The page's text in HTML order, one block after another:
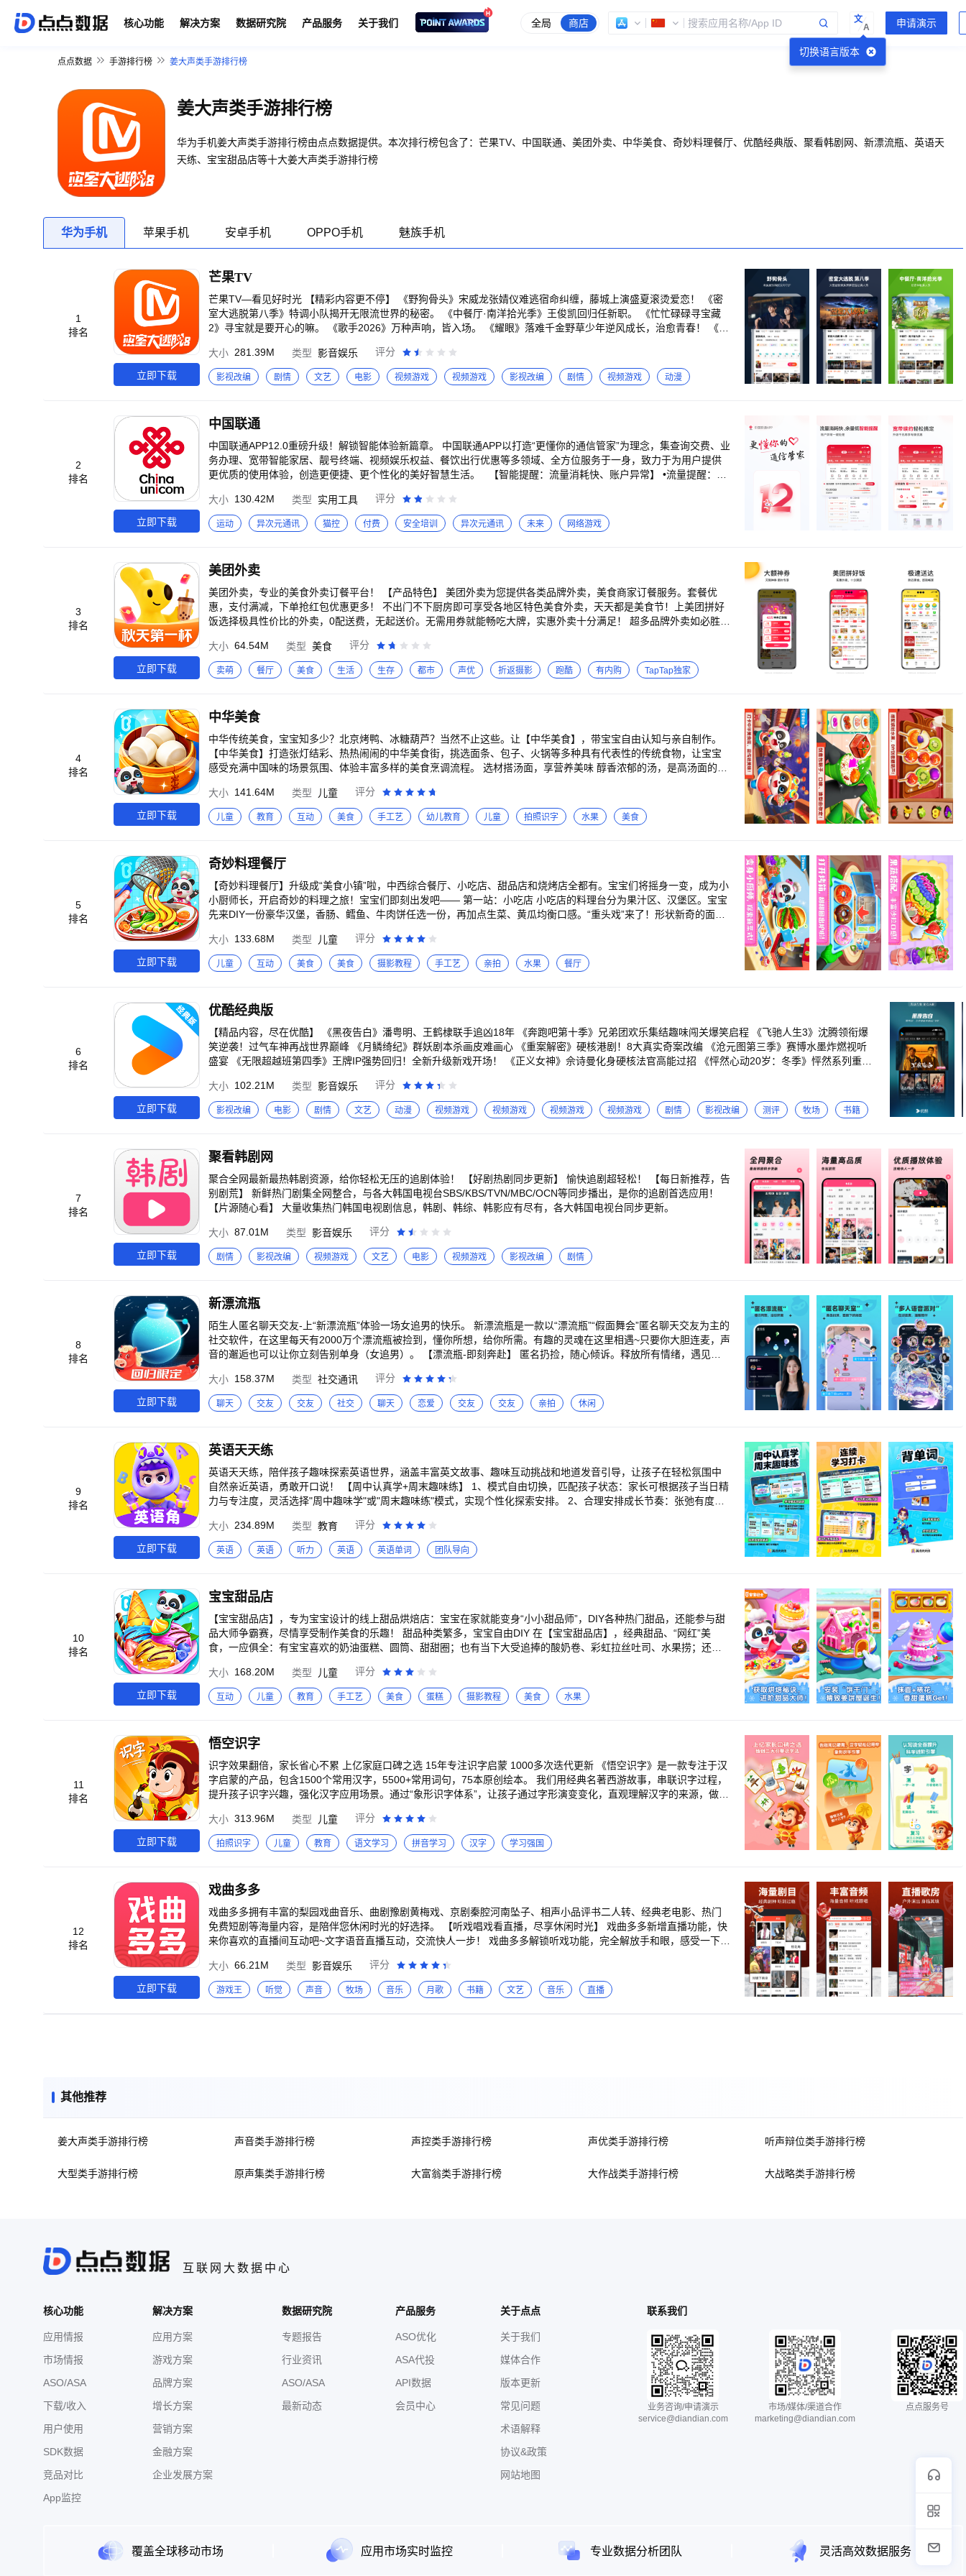
核心功能 解决方案 数据研究院 产品服务 关于我们 全局 商店
切换语言版本
文
A
点点数据 手游排行榜 姜大声类手游排行榜
姜大声类手游排行榜
华为手机姜大声类手游排行榜由点点数据提供。本次排行榜包含了：芒果TV、中国联通、美团外卖、中华美食、奇妙料理餐厅、优酷经典版、聚看韩剧网、新漂流瓶、英语天
天练、宝宝甜品店等十大姜大声类手游排行榜
华为手机 苹果手机 安卓手机 OPPO手机 魅族手机
1
排名
立即下载
芒果TV
芒果TV—看见好时光 【精彩内容更不停】 《野狗骨头》宋威龙张婧仪难逃宿命纠缠，藤城上演盛夏滚烫爱恋！ 《密
室大逃脱第八季》特调小队揭开无限流世界的秘密。 《中餐厅·南洋拾光季》王俊凯回归任新职。 《忙忙碌碌寻宝藏
2》寻宝就是要开心的嘛。 《歌手2026》万种声响，皆入场。 《耀眼》落难千金野草少年逆风成长，治愈青春！ 《爸
亦爱己。 《你好，星期六2026》你好星期六，精彩看不够 《女神蒙上眼》以法为刃！辛芷蕾林雨申演绎精英律师。
《玉茗茶骨》甜度爆表！侯明昊古力娜扎互撩上头。 《声生不息·华流季》以华流为笔共画同心圆。 《声鸣远扬202
5》青春敢唱，一鸣惊人！ 《水龙吟》视觉盛宴！罗云熙携众人一秒入江湖。 《再见爱人第五季》催更团集结各显神
乐家长群2》喜爽升级！张嘉益陈好带娃新攻略。 《花儿与少年·同心季》经典7人姐弟团回归，在旅行中成长、治愈、
照见自己。 《披荆斩棘2025》聚焰为辰，披荆斩棘！ 《初入职场·中医季》中医大拿坐镇考核12位青年学徒面试各放
大招。 《锦绣芳华》花满盛唐！杨紫李现逢场作戏情愫悄生。 《全员加速中2025》共赴加速之旅，感受中华瑰宝的无
限风采！ 《小巷人家》闫妮李光洁郭晓冬蒋欣上演“父母爱情”。 ----------------------------------------------------------- 【意
见反馈】 如使用过程中遇到任何问题，可联系我们： 芒果TV微信公众号：hunantvcom 芒果TV手机产品官方QQ群：
大小 281.39M 类型 影音娱乐 评分
影视改编 剧情 文艺 电影 视频游戏 视频游戏 影视改编 剧情 视频游戏 动漫
2
排名
立即下载
中国联通
中国联通APP12.0重磅升级！解锁智能体验新篇章。 中国联通APP以打造“更懂你的通信管家”为理念，集查询交费、业
务办理、宽带智能家居、靓号终端、视频娱乐权益、餐饮出行优惠等多领域、全方位服务于一身，致力于为用户提供
更优质的使用体验，创造更便捷、更个性化的美好智慧生活。 【智能提醒：流量消耗快、账户异常】 •流量提醒：消
更省时，更高效】 •续费续约：不出门，不排队，一键搞定，高效办理。 •升级千兆：超高速网络，全屋覆盖，WiFi无
死角。 【套餐精准匹配：越用越划算】 •用得舒心：拒绝流量告急，套餐一步到位，任你随心选。 •用得实惠：智能精
准匹配，适合你的才能越用越划算。 【套餐共享：一人交费全家用】 •更省钱：语音、流量、宽带可共享，满足全家
防沉迷，孩子的网络小管家。 视频彩铃：专属DIY个性彩铃，等待看得见。 安全管家：风险电话精准拦截，上网安全
随时监测。 联通看家：智能监控，全天贴心守护，画面异常告警。 【“我的”页面：私人专属空间】 •专属内容：存费
优惠、宽带测速、套餐专属福利，你的私人定制助理。 •服务升级：订单进度随时查看，权益礼包一站集合，你关心的
都在这里。 【爆款新机：专享补贴，不怕比价】 •新机直降：热门机型，折上再折，优惠不停。 •合约购机：官方正
品，1对1服务，快速响应。
大小 130.42M 类型 实用工具 评分
运动 异次元通讯 猫控 付费 安全培训 异次元通讯 未来 网络游戏
3
排名
立即下载
美团外卖
美团外卖，专业的美食外卖订餐平台！ 【产品特色】 美团外卖为您提供各类品牌外卖，美食商家订餐服务。套餐优
惠，支付满减，下单抢红包优惠更多！ 不出门不下厨房即可享受各地区特色美食外卖，天天都是美食节！上美团拼好
饭选择极具性价比的外卖，0配送费，无起送价。无需用券就能畅吃大牌，实惠外卖十分满足！ 超多品牌外卖如必胜
小吃、快餐、火锅、川菜、蛋糕、烤肉、美食饮料甜点，外卖订餐更方便，不用出门直接叫外卖订餐吃饭。 寒冷、雪
天、宵夜不想出门？动动手指，即可下单，最快30分钟可享用美食。还在等什么，饿了马上下载美团外卖app，享受优
质的美食外卖订餐服务。 【新人福利】 新用户最高可领60元大额红包 【功能介绍】 附近美食，全国各地特色美食 全
大小 64.54M 类型 美食 评分
卖萌 餐厅 美食 生活 生存 都市 声优 折返摄影 跑酷 有内购 TapTap独家
4
排名
立即下载
中华美食
中华传统美食，宝宝知多少？北京烤鸭、冰糖葫芦？当然不止这些。让【中华美食】，带宝宝自由认知与亲自制作。
【中华美食】打造张灯结彩、热热闹闹的中华美食街，挑选面条、包子、火锅等多种具有代表性的传统食物，让宝宝
感受充满中国味的场景氛围、体验丰富多样的美食烹调流程。 选材搭汤面，享营养美味 醇香浓郁的汤，是高汤面的
面条已煮好，到宝宝发挥创意的时候——新鲜多样的配菜如何选？荷包蛋+鲜虾+葱花，搭配浅黄色面条，哇，兼顾颜
值与营养，做到了色、香、味俱全。 薄饼卷烤鸭，品地道吃法 北京烤鸭的制作过程充满讲究：鸭子烤制前刷上糖水，
再挂在壁炉，烤至表皮金灿、肉质焦嫩；宝宝注意，出炉后要先用扇子扇几下，稍微冷却下鸭子...... 对“片鸭”的刀工也
饼里，蘸上甜辣酱，地道烤鸭出炉。 麻辣涮火锅，识丰富原料 火锅历史悠久，是“美食的集大成者”。宝宝看，火锅原
料真丰富：莲藕、香菇、鲜虾……还有牛肉和各色丸子。宝宝可以根据个人喜好，自由添加。 不过食材准备，也是“大
工程”。宝宝要选择翠绿的春菜洗净，将蘑菇切刀花、牛肉卷切成薄片，每一只虾都挑好虾线......麻辣火锅正式开吃，
宝宝是不是感觉美味加倍？ 除此之外，【中华美食】中还有很多美食的制作：汤圆、饺子......在制作完成后，“奇妙小
百科”将进一步解释与科普，让宝宝们了解中国菜的精髓，成为真正的“中华小当家”。 产品特点： 1.精选北京烤鸭、汤
文化的博大精深； 2.从选材到烹饪，都由宝宝亲手操作：挑选新鲜的食材、学习如何调配佐料、掌握烹饪的火候和技
巧等，在实践过程中锻炼宝宝的动手能力和创造力； 3.宝宝将见证食材在烹饪过程中的变化，感受由生到熟的神奇转
变。这种体验将让宝宝对食物产生更深的理解、学会珍惜食物，更能激发好奇心和探索精神。 宝宝巴士（BabyBus）
大小 141.64M 类型 儿童 评分
儿童 教育 互动 美食 手工艺 幼儿教育 儿童 拍照识字 水果 美食
5
排名
立即下载
奇妙料理餐厅
【奇妙料理餐厅】升级成“美食小镇”啦，中西综合餐厅、小吃店、甜品店和烧烤店全都有。宝宝们将摇身一变，成为小
小厨师长，开启奇妙的料理之旅！宝宝们即刻出发吧—— 第一站：小吃店 小吃店的料理台分为果汁区、汉堡区。宝宝
先来DIY一份豪华汉堡，香肠、鳕鱼、牛肉饼任选一份，再加点生菜、黄瓜均衡口感。“重头戏”来了！形状新奇的面包
桃、柠檬等水果已切块，宝宝只需将切块放入榨汁机——“嗡嗡嗡”，可口的果汁即刻完成！但是哪种果汁搭配鳕鱼汉堡
更有营养，葡萄汁和牛肉汉堡是“满分组合”吗？宝宝快开动脑筋想想。 第二站：综合餐厅 西红柿炒蛋、三明治、法式
洋葱汤……这里有丰富的中西式菜谱。宝宝来试试制作著名的北京烤鸭：在鸭身上刷满特制的酱料和蜂蜜，进炉烤
的美食。今天宝宝来掌勺：打开开关，点火烹制酱料，依次倒入香菇、蒜蓉、洋葱等食材，翻炒出香味；煎制牛排，
宝宝可以尝试颠锅，让牛排翻个面，双面煎熟。最后在牛排上淋上葱爆香菇酱，真让人充满食欲！ 第三站：甜品店 宝
宝想创造与众不同的甜品？来这里正合适。蛋糕胚制作完成后，抹匀奶油，就到宝宝展示创意的时候：加入什么水
果？草莓、樱桃、菠萝、芒果，挑选你喜欢的水果点缀一番；觉得有点单调？还可以加上小摆件，长颈鹿、花朵、小
猫……任你发挥。 第四站：烧烤店 可口烧烤，从这里诞生。宝宝在鸡腿上简单划几刀，塞上姜片去腥；茄子对半切，
酱、孜然粉……宝宝一一添加，丰富调料赋予烧烤多重滋味！ 还想继续感受大厨生活，制作色香味俱全的美食？快来
【奇妙料理餐厅】吧！ 产品特色： 1、40+种菜式，囊括中西餐点、小吃、甜点、烧烤，满足宝宝对厨房的想象； 2、
多样的食材、厨具、烹饪方式，供宝宝自由发挥，轻松提升创造力； 3、跟随语音引导，动动手指即刻上手，带宝宝体
征的海量数字启蒙内容，让孩子趣味认知、感受“真、善、美”。 欢迎联系 微博：@宝宝巴士 官网：http://www.babybu
s.com 邮箱：cn@babybus.com
大小 133.68M 类型 儿童 评分
儿童 互动 美食 美食 摄影教程 手工艺 亲拍 水果 餐厅
6
排名
立即下载
优酷经典版
【精品内容，尽在优酷】 《黑夜告白》潘粤明、王鹤棣联手追凶18年 《奔跑吧第十季》兄弟团欢乐集结趣味闯关爆笑启程 《飞驰人生3》沈腾领衔爆
笑逆袭！过气车神再战世界巅峰 《月鳞绮纪》群妖剧本杀画皮难画心 《重案解密》硬核港剧！8大真实奇案改编 《沧元图第三季》赛博水墨炸燃视听
盛宴 《无限超越班第四季》王牌IP强势回归！全新升级新戏开场！ 《正义女神》佘诗曼化身硬核法官高能过招 《怦然心动20岁：冬季》怦然系列重磅
《沧元图前传》国漫双强纯爱CP超甜撒糖 《唐宫奇案》新春王炸！白鹿王星越破深宫诡案 《乡村爱情18》欢乐过大年！乡爱18谁看谁发 《情圣3》肖
央化身“爱情侦探”反被套路 《周五晚高疯》内娱活人们携“秘密疯巢”周末出逃 《辽宁卫视春晚》过大年！优酷独家全程回顾 《师兄啊师兄》洪荒最强老
六爽赢天道，稳到起飞 《秋雪漫过的冬天》赵又廷张子枫逆风翻盘 《暗恋者的救赎》罪与罚！绝望主妇深陷命案疑云 《非常检控观》炸裂开审！马德
遥》谭松韵侯明昊双世宿命奇缘 《山海经密码》以少年之志，破天命之局 《光阴之外》残酷末世少年屠神改命 《长安二十四计》成毅组团反杀到底
《天书黎明》探案小队寻宝藏破诡案 《百炼成神3》为爱逆天封神，挣脱宿命死劫 《凤凰台上》超级甜剧！任嘉伦彭小苒双强追爱 《神墓年番》以我
魔血染青天！少年踏破生死寻找身世之谜 《暗河传》热血江湖！龚俊执剑闯关破局 《新闻女王2》重磅回归！佘诗曼黄宗泽新闻职场风云再燃 《入青
云》侯明昊×卢昱晓演绎宿敌变夫妻 《天相》废相少年度化灵煞逆转天命 《灼灼韶华》热依扎、杨祐宁携手逆袭闯商海 《师兄啊师兄》神仙年番看师
兄！苟道成圣，稳到飞起 《凡人修仙传》爆款IP！杨洋热血修仙逆天改命 《哪吒之魔童闹海》哪吒涅槃重生高燃之战 《以法之名》年度狠剧！张译扫
漫……看视频，用优酷APP 【简介】 兼容Phone和Pad设备。优酷中国知名视频网站，优酷App为7亿用户提供电视剧，电影，动漫，音乐，新闻，娱
乐，游戏，原创搞笑等海量影视，高清流畅播放，极速离线缓存，支持微博、微信、朋友圈一键分享。强大搜索功能，优酷在手，应有尽有！ 【温馨提
示】 期许与鞭策，只为更好的起航！当您使用中如有任何疑问或想吐吐槽，都热忱欢迎您致电我们：400-810-0580（或通过“APP-设置-问题反馈”专属
大小 102.21M 类型 影音娱乐 评分
影视改编 电影 剧情 文艺 动漫 视频游戏 视频游戏 视频游戏 视频游戏 剧情 影视改编 测评 牧场 书籍
7
排名
立即下载
聚看韩剧网
聚合全网最新最热韩剧资源，给你轻松无压的追剧体验！ 【好剧热剧同步更新】 愉快追剧超轻松！ 【每日新推荐，告
别剧荒】 新鲜热门剧集全网整合，与各大韩国电视台SBS/KBS/TVN/MBC/OCN等同步播出，是你的追剧首选应用！
【片源随心看】 大量收集热门韩国电视剧信息，韩剧、韩综、韩影应有尽有，各大韩国电视台同步更新。
大小 87.01M 类型 影音娱乐 评分
剧情 影视改编 视频游戏 文艺 电影 视频游戏 影视改编 剧情
8
排名
立即下载
新漂流瓶
陌生人匿名聊天交友-上“新漂流瓶”体验一场女追男的快乐。 新漂流瓶是一款以“漂流瓶”“假面舞会”匿名聊天交友为主的
社交软件，在这里每天有2000万个漂流瓶被捡到，懂你所想，给你所需。有趣的灵魂在这里相遇~只要你大胆连麦，声
音的邂逅也可以让你立刻告别单身（女追男）。 【漂流瓶-即刻奔赴】 匿名扔捡，随心倾诉。释放所有情绪，遇见真
聊，也可安静陪伴，温暖不孤单。 【假面舞会-角色扮演】 匿名聊天室，角色扮演面具舞会，大胆表达，用声音撩开
面具下的秘密。 【动态广场-分享日常】 记录真实生活，分享美好瞬间，发现有趣的瓶友 【游戏交友】你画我猜，谁
是卧底，狼人杀等多款有趣的语音连麦互动桌游，等你来玩！ 【真人认证-安全可靠】 我们要求真实的交友，维护社
这里可以卸下伪装，安心倾诉、彼此陪伴，遇到的人都很温柔，聊起来特别舒服。 「晚风」：很喜欢这种纯粹的漂流
瓶社交，回到了最初心、最真诚的交流方式，让人忍不住一直打开。 「养猫达人」：我原本性格内向，不太敢说话。
后来每天在群聊和语音里跟大家聊天，慢慢变得自信开朗，表达也更流畅了，现在还在这里遇到了喜欢的人。 不论你
是奔波忙碌的打工人、热爱生活的文艺青年，还是想找一处心灵栖息地的人，都能在这里找到同频共鸣的人。 下载新
漂流瓶，体验女追男吧！。 有问题找瓶子君：我的-设置-关于新漂流瓶-客服QQ 微信公众号：新漂流瓶APP 玩家交流
大小 158.37M 类型 社交通讯 评分
聊天 交友 交友 社交 聊天 恋爱 交友 交友 亲拍 休闲
9
排名
立即下载
英语天天练
英语天天练，陪伴孩子趣味探索英语世界，涵盖丰富英文故事、趣味互动挑战和地道发音引导，让孩子在轻松氛围中
自然亲近英语，勇敢开口说！ 【周中认真学+周末趣味练】 1、模式自由切换，匹配孩子状态：家长可根据孩子当日精
力与专注度，灵活选择"周中趣味学"或"周末趣味练"模式，实现个性化探索安排。 2、合理安排成长节奏：张弛有度的
动，确保探索内容丰富有趣。孩子每日完成趣味挑战。 2、趣味激励，点燃探索热情：融入成长勋章等多样化激励体
系，让孩子在成就感中轻松养成主动探索好习惯。 【轻松记单词】 1、丰富内容体系：涵盖海量英文词汇，立体化呈
现单词内容，为探索之路增添乐趣。 2、科学记忆方法：基于科学记忆方法，让每个孩子拥有自己的记忆方案，轻松记
求，设定适合中国孩子的趣味探索大纲，在轻松中提升英语感知力。 【地道发音伴读】 1、专业领读：每句英文都有
专业发音逐句示范，营造真实语言环境，带领孩子勇敢开口说英文，自信表达！ 2、贴心引导：探索过程中遇到的小挑
战，都有贴心引导、一步步启发，帮孩子轻松突破。每日探索结束，还会生成专属成长报告，家长可以随时了解孩子
的进步。 【趣味挑战赛】 1、精选趣味内容：严选丰富英文素材，科学搭配趣味闯关。 2、贴心发现成长点：模拟趣
味挑战场景，轻松发现可以进步的方向。 3、趣味引导，步步提升：智能启发式引导，深入分析，陪伴孩子轻松突破，
种激励鼓励每个孩子勇敢开口。 2、自信大声读：随着开口次数的增加，孩子在全英氛围中不知不觉自信大声表达，轻
松解决"不敢开口"的小烦恼。 3、精选英文篇章：每个阶段的互动练习都有精选英文篇章，配备领读音频，结合成长激
励让孩子反复朗读，自信表达。朗读结束后，还会生成带有排行榜的报告，家长可以随时查看孩子的成长足迹。
大小 234.89M 类型 教育 评分
英语 英语 听力 英语 英语单词 团队导向
10
排名
立即下载
宝宝甜品店
【宝宝甜品店】，专为宝宝设计的线上甜品烘焙店：宝宝在家就能变身“小小甜品师”，DIY各种热门甜品，还能参与甜
品大师争霸赛，尽情享受制作美食的乐趣！ 甜品种类繁多，宝宝自由DIY 在【宝宝甜品店】，经典甜品、“网红”美
食，一应俱全：有宝宝喜欢的奶油蛋糕、圆筒、甜甜圈；也有当下大受追捧的酸奶卷、彩虹拉丝吐司、水果捞；还有
心选择，开始有趣的甜品DIY之旅。 食材、道具丰富，拓展宝宝认知面 在制作过程中，宝宝将认知各类食材，比如制
作彩虹冰棒，需要用到淡奶油、白糖和牛奶等；而糖稀、食用色素是制作香甜糖果的原材料。宝宝还能使用各种厨
具，像制作珍珠冰沙，要先用冰格装好果汁，放入冰冻机速冻，再开启碎冰机，细细研磨；还得使用小奶锅熬制“主角”
制作彩虹拉丝吐司，宝宝则需要将芝士削成芝士碎，放入小碗中，滴加不同色素后搅拌，让芝士充分“染色”；烤制水果
蛋挞前，宝宝要捣碎黄油、筛面粉，再加入鸡蛋和调味品，混合后做成面团……一系列甜品制作流程，全面锻炼宝宝
的动手能力。 宝宝还能打造甜品创意造型，巧克力碗冰淇淋是摆放软糯的棉花糖还是点缀七彩糖针？给水果捞涂上什
么形状的炼乳：波浪形、藤蔓形、井字形……宝宝来决定。就连食用甜品的勺子、吸管，也有多种造型，供宝宝挑
选：蝴蝶结形状、小熊形状、翅膀形状等，满足宝宝“天马行空”的想象，让创造力得到完全发挥。 甜品大师争霸赛，
察、快速晃动；加配料环节，宝宝快调动手眼协调力，看到目标配料，可不能犹豫，及时出手，不然就被对手反超
咯……赢得胜利，宝宝还能收获惊喜礼品！6大趣味比赛，激发宝宝的胜负欲，更提升宝宝的能力。 除此之外，宝宝还
能通过自己的努力，不断升级专属甜品店。宝宝想将甜品店打造成什么主题？快打开【宝宝甜品店】试试吧！ 宝宝巴
知、感受“真、善、美”。 【自动续费】 为了给用户提供更优质的产品体验，我们在会员订阅中增加了应用内自动续费
服务，家长们在支付时可自行选择是否开通应用内自动续费。若对自动续费业务或者退款有疑问，您可以直接咨询应
用内客服，客服联系方式【打开应用】-【家长中心】-【帮助反馈】。 欢迎联系 微博：@宝宝巴士 官网：http://www.
babybus.com 邮箱：cn@babybus.com
大小 168.20M 类型 儿童 评分
互动 儿童 教育 手工艺 美食 蛋糕 摄影教程 美食 水果
11
排名
立即下载
悟空识字
识字效果翻倍，家长省心不累 上亿家庭口碑之选 15年专注识字启蒙 1000多次迭代更新 《悟空识字》是一款专注于汉
字启蒙的产品，包含1500个常用汉字，5500+常用词句，75本原创绘本。 我们用经典名著西游故事，串联识字过程，
提升孩子识字兴趣，强化汉字应用场景。通过“象形识字体系”，让孩子通过字形演变变化，直观理解汉字的来源，做到
只需花费短短十几分钟的时间，一个月后能够开始自主阅读中文幼儿读物。 产品特色： 三大识字引擎 【象形识字引
擎，帮助理解】 采用符合儿童认知思维的象形教学，每个汉字都配有象形变化动画，强调汉字特征，加强孩子对汉字
的理解，建立长期记忆路径，让汉字学习不再是“死记硬背”，而是“理解后自然记忆”。 【科学进阶引擎，巩固记忆】
能帮助孩子培养良好学习习惯。识字体系为每个汉字设计“认、练、读、写、复习”多个环节，通过“形近字辨析”、“音形
意练习”、“绘本阅读”、“错字复习”、“隔天复习”等等模块，让孩子不仅能认能写，还能应用。 我们还提供了75篇阶梯
阅读内容，通过原创的西游小故事，引导孩子从“识字”过渡到“阅读”。 【西游情景识字引擎，激发兴趣】 以广受喜爱
的经典名著西游记为故事背景，激发孩子学习兴趣，同时通过西游经典故事强化汉字应用场景，帮助孩子记忆。孩子
在识字同时，还能感受国学魅力。 软件同时还为家长提供了时间管理、学习报告、二孩模式等功能。我们希望孩子快
大小 313.96M 类型 儿童 评分
拍照识字 儿童 教育 语文学习 拼音学习 汉字 学习强国
12
排名
立即下载
戏曲多多
戏曲多多拥有丰富的梨园戏曲音乐、曲剧豫剧黄梅戏、京剧秦腔河南坠子、相声小品评书二人转、经典老电影、热门
免费短剧等海量内容，是陪伴您休闲时光的好选择。 【听戏唱戏看直播，尽享休闲时光】 戏曲多多新增直播功能，快
来你喜欢的直播间互动吧~文字语音直播互动，交流快人一步！ 戏曲多多解锁听戏功能，完全解放手和眼，感受一下在
戏曲的陪伴好时光！ 【海量热播短剧，通通免费看】 短剧题材丰富，都市、悬疑、热血、甜宠、校园、职场、爱情、
言情、动作、年代剧、历史、喜剧、古装、宫斗、玄幻、爽剧、重生、穿越......你想追的短剧这里都有！满足用户的不
同喜好，统统免费观看！ 【戏曲多多，分类更多】 戏曲多多支持播放戏曲热歌、广场舞精选、舞蹈教学、评书、小
风，孟姜女，戏凤，双下山，龙女，孔雀东南飞，王小六打豆腐，扮皇帝，海滩别，对花，戏牡丹，树上的鸟儿成双
姐对花等戏曲名家名段和戏曲视频欣赏。 超多黄梅戏美图，严凤英、王少舫、潘璟琍、熊少云、斯淑娴、韩再芬、马
唐诗三百首、格林童话、十万个为什么、盒子历险记等内容 ☆喜爱文学的戏曲爱好者及中老年朋友可以播放到水浒
嘉诚：一生三论、狼性生存方式、销售攻心术等内容 ☆广场舞教学分步教学，让你成为风靡全场的舞王，热门广场
理、家庭急救、营养课堂、中老年健康运动、推拿针灸、名医讲座、养生科普、养生太极、经典世界名曲、家庭医
疗、茶道、流行音乐、老年卡拉OK等……还有养鱼种花、手工编织、时尚搭配、居家清洁等靠谱的生活小百科。 【戏
曲多多，操作简单】 戏曲多多支持下载，出门随身听，随身看，没有网络一样精彩。 也可连接wifi在线收听播放，操
作简单，不需要任何设置操作，打开后点击听戏或视频播放就可以，是非常实用的音乐戏曲相声曲剧视听工具 【戏曲
多多小彩蛋，精彩合集受欢迎】 【广场舞教学】热门广场舞视频大全，分步教学，让你成为风靡全场的舞王。 【生活
妙招】养鱼种花、手工编织、时尚搭配、居家清洁等靠谱的生活小百科 【健康养生】慢病管理、家庭急救、营养课
堂、健康运动、推拿针灸、名医讲座、养生科普等 戏曲多多——中老年生活不可缺少的乐趣，传播曲艺文化国粹~
大小 66.21M 类型 影音娱乐 评分
游戏王 听觉 声音 牧场 音乐 月歌 书籍 文艺 音乐 直播
其他推荐
姜大声类手游排行榜 声音类手游排行榜 声控类手游排行榜 声优类手游排行榜 听声辩位类手游排行榜
大型类手游排行榜 原声集类手游排行榜 大富翁类手游排行榜 大作战类手游排行榜 大战略类手游排行榜
互联网大数据中心
核心功能
应用情报
市场情报
ASO/ASA
下载/收入
用户使用
SDK数据
竞品对比
App监控
解决方案
应用方案
游戏方案
品牌方案
增长方案
营销方案
金融方案
企业发展方案
数据研究院
专题报告
行业资讯
ASO/ASA
最新动态
产品服务
ASO优化
ASA代投
API数据
会员中心
关于点点
关于我们
媒体合作
版本更新
常见问题
术语解释
协议&政策
网站地图
联系我们
业务咨询/申请演示
service@diandian.com
市场/媒体/渠道合作
marketing@diandian.com
点点服务号
覆盖全球移动市场 应用市场实时监控 专业数据分析团队 灵活高效数据服务